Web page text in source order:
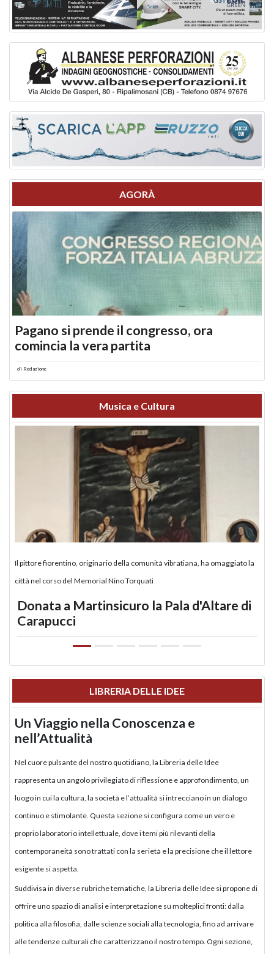
AGORÀ
Pagano si prende il congresso, ora
comincia la vera partita
di Redazione
Musica e Cultura
Il pittore fiorentino, originario della comunità vibratiana, ha omaggiato la
città nel corso del Memorial Nino Torquati
Donata a Martinsicuro la Pala d'Altare di
Carapucci
LIBRERIA DELLE IDEE
Un Viaggio nella Conoscenza e
nell’Attualità
Nel cuore pulsante del nostro quotidiano, la Libreria delle Idee
rappresenta un angolo privilegiato di riflessione e approfondimento, un
luogo in cui la cultura, la società e l’attualità si intrecciano in un dialogo
continuo e stimolante. Questa sezione si configura come un vero e
proprio laboratorio intellettuale, dove i temi più rilevanti della
contemporaneità sono trattati con la serietà e la precisione che il lettore
esigente si aspetta.
Suddivisa in diverse rubriche tematiche, la Libreria delle Idee si propone di
offrire uno spazio di analisi e interpretazione su molteplici fronti: dalla
politica alla filosofia, dalle scienze sociali alla tecnologia, fino ad arrivare
alle tendenze culturali che caratterizzano il nostro tempo. Ogni sezione,